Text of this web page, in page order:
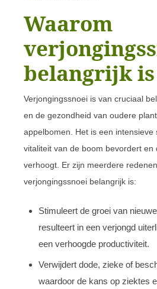
Waarom
belangrijk is
Verjongingssnoei is van cruciaal
en de gezondheid van oudere
appelbomen. Het is een intensieve
vitaliteit van de boom bevordert en
verhoogt. Er zijn meerdere
verjongingssnoei belangrijk is:
Stimuleert de groei van
resulteert in een verjongd
een verhoogde productiviteit.
Verwijdert dode, zieke of
waardoor de kans op ziektes